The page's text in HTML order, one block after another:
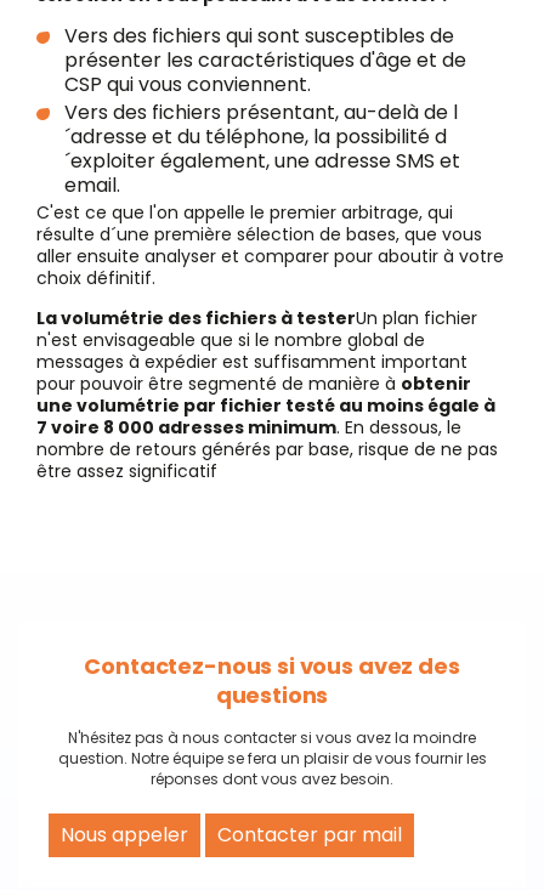
Vers des fichiers qui sont susceptibles de
présenter les caractéristiques d'âge et de
CSP qui vous conviennent.
Vers des fichiers présentant, au-delà de l
´adresse et du téléphone, la possibilité d
´exploiter également, une adresse SMS et
email.
C'est ce que l'on appelle le premier arbitrage, qui
résulte d´une première sélection de bases, que vous
aller ensuite analyser et comparer pour aboutir à votre
choix définitif.
La volumétrie des fichiers à testerUn plan fichier
n'est envisageable que si le nombre global de
messages à expédier est suffisamment important
pour pouvoir être segmenté de manière à obtenir
une volumétrie par fichier testé au moins égale à
7 voire 8 000 adresses minimum. En dessous, le
nombre de retours générés par base, risque de ne pas
être assez significatif
Contactez-nous si vous avez des
questions
N'hésitez pas à nous contacter si vous avez la moindre
question. Notre équipe se fera un plaisir de vous fournir les
réponses dont vous avez besoin.
Nous appeler Contacter par mail